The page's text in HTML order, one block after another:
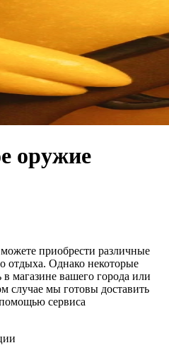
оружие
приобрести различные
отдыха. Однако некоторые
магазине вашего города или
случае мы готовы доставить
сервиса